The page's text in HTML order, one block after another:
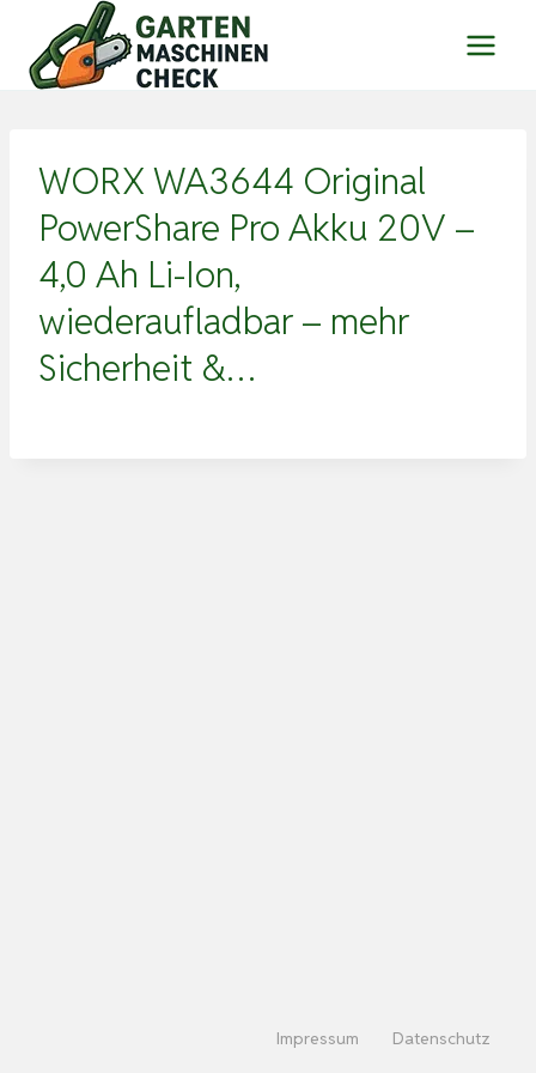
Inhalt
springen
WORX WA3644 Original
PowerShare Pro Akku 20V –
4,0 Ah Li-Ion,
wiederaufladbar – mehr
Sicherheit &…
Impressum Datenschutz